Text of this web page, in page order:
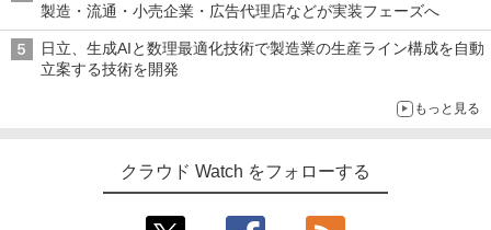
製造・流通・小売企業・広告代理店などが実装フェーズへ
日立、生成AIと数理最適化技術で製造業の生産ライン構成を自動
立案する技術を開発
もっと見る
クラウド Watch をフォローする